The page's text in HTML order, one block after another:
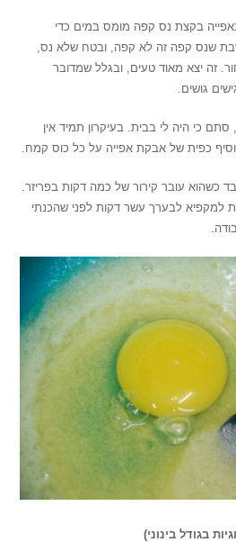
בקצת נס קפה מומס במים כדי
שנס קפה זה לא קפה, ובטח שלא נס,
זה יצא מאוד טעים, ובגלל שמדובר
גושים.
כי היה לי בבית. בעיקרון תמיד אין
כפית של אבקת אפייה על כל כוס קמח.
כשהוא עובר קירור של כמה דקות בפריזר.
למקפיא לבערך עשר דקות לפני שהכנתי